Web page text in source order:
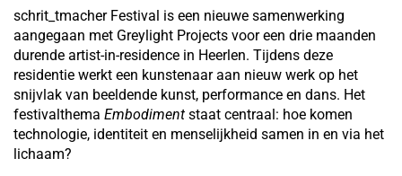
schrit_tmacher Festival is een nieuwe samenwerking
aangegaan met Greylight Projects voor een drie maanden
durende artist-in-residence in Heerlen. Tijdens deze
residentie werkt een kunstenaar aan nieuw werk op het
snijvlak van beeldende kunst, performance en dans. Het
festivalthema Embodiment staat centraal: hoe komen
technologie, identiteit en menselijkheid samen in en via het
lichaam?